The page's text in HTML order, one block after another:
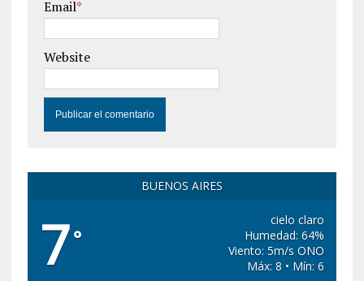
Email*
Website
BUENOS AIRES
7°
cielo claro
Humedad: 64%
Viento: 5m/s ONO
Máx: 8 • Mín: 6